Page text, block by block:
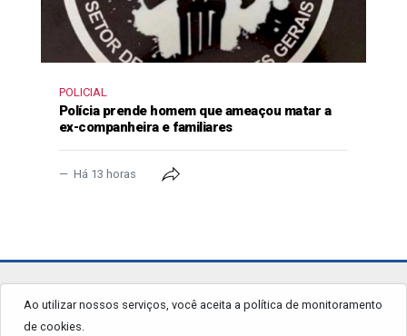
POLICIAL
Polícia prende homem que ameaçou matar a
ex-companheira e familiares
Há 13 horas
Ao utilizar nossos serviços, você aceita a política de monitoramento
de cookies.
jornalgrandourados.com.br